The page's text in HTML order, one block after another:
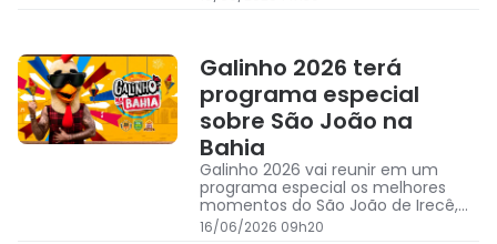
estado: Irecê, Jequié e Serrinha
Galinho 2026 terá
programa especial
sobre São João na
Bahia
Galinho 2026 vai reunir em um
programa especial os melhores
momentos do São João de Irecê,
Jequié e Serrinha
16/06/2026 09h20